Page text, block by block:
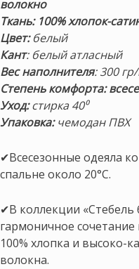
волокно
Ткань: 100% хлопок-
Цвет:белый
Кант: белый атласный
Вес наполнителя: 300
Степень комфорта:
Уход:стирка 40⁰
Упаковка:чемодан ПВХ
✔Всесезонные одеяла
спальне около 20°С.
✔В коллекции «Стебель
гармоничное сочетание
100% хлопка и высоко-
волокна.